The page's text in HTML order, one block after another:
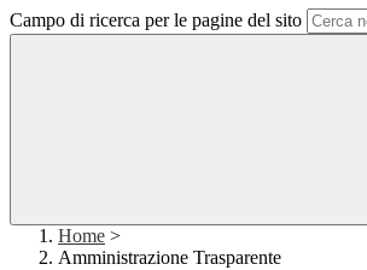
Campo di ricerca per le pagine del sito
Home >
Amministrazione Trasparente